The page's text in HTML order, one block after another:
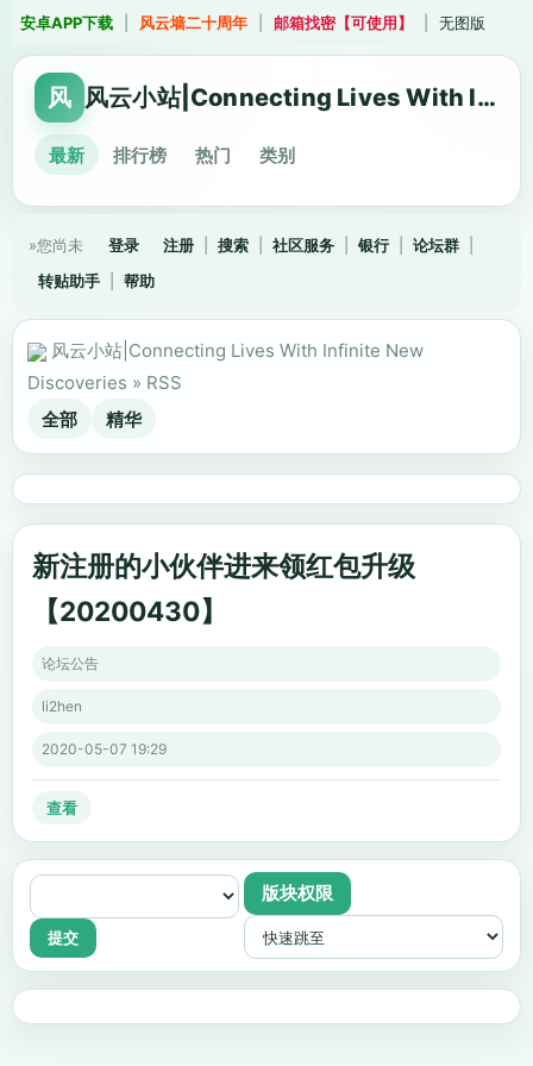
安卓APP下载 风云墙二十周年 邮箱找密【可使用】 无图版
风 风云小站|Connecting Lives With Infinite New Discoveries
最新 排行榜 热门 类别
»您尚未 登录 注册 搜索 社区服务 银行 论坛群
转贴助手
帮助
风云小站|Connecting Lives With Infinite New
Discoveries » RSS
全部
精华
新注册的小伙伴进来领红包升级
【20200430】
论坛公告
li2hen
2020-05-07 19:29
查看
版块权限